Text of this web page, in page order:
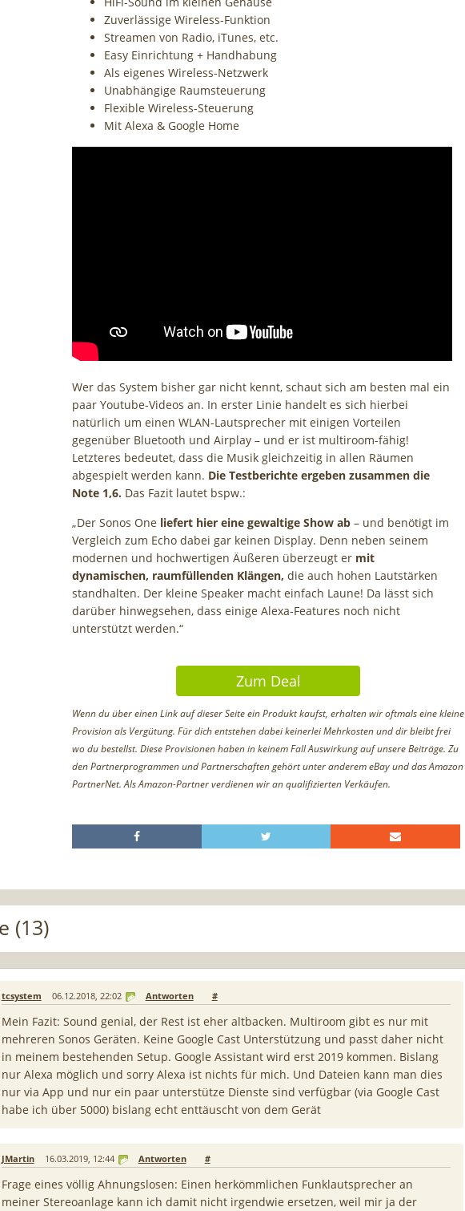
Zuverlässige Wireless-Funktion
Streamen von Radio, iTunes, etc.
Easy Einrichtung + Handhabung
Als eigenes Wireless-Netzwerk
Unabhängige Raumsteuerung
Flexible Wireless-Steuerung
Mit Alexa & Google Home
Wer das System bisher gar nicht kennt, schaut sich am besten mal ein
paar Youtube-Videos an. In erster Linie handelt es sich hierbei
natürlich um einen WLAN-Lautsprecher mit einigen Vorteilen
gegenüber Bluetooth und Airplay – und er ist multiroom-fähig!
Letzteres bedeutet, dass die Musik gleichzeitig in allen Räumen
abgespielt werden kann. Die Testberichte ergeben zusammen die
Note 1,6. Das Fazit lautet bspw.:
„Der Sonos One liefert hier eine gewaltige Show ab – und benötigt im
Vergleich zum Echo dabei gar keinen Display. Denn neben seinem
modernen und hochwertigen Äußeren überzeugt er mit
dynamischen, raumfüllenden Klängen, die auch hohen Lautstärken
standhalten. Der kleine Speaker macht einfach Laune! Da lässt sich
darüber hinwegsehen, dass einige Alexa-Features noch nicht
unterstützt werden.“
Zum Deal
Wenn du über einen Link auf dieser Seite ein Produkt kaufst, erhalten wir oftmals eine kleine
Provision als Vergütung. Für dich entstehen dabei keinerlei Mehrkosten und dir bleibt frei
wo du bestellst. Diese Provisionen haben in keinem Fall Auswirkung auf unsere Beiträge. Zu
den Partnerprogrammen und Partnerschaften gehört unter anderem eBay und das Amazon
PartnerNet. Als Amazon-Partner verdienen wir an qualifizierten Verkäufen.
(13)
tcsystem 06.12.2018, 22:02 Antworten #
Mein Fazit: Sound genial, der Rest ist eher altbacken. Multiroom gibt es nur mit
mehreren Sonos Geräten. Keine Google Cast Unterstützung und passt daher nicht
in meinem bestehenden Setup. Google Assistant wird erst 2019 kommen. Bislang
nur Alexa möglich und sorry Alexa ist nichts für mich. Und Dateien kann man dies
nur via App und nur ein paar unterstütze Dienste sind verfügbar (via Google Cast
habe ich über 5000) bislang echt enttäuscht von dem Gerät
JMartin 16.03.2019, 12:44 Antworten #
Frage eines völlig Ahnungslosen: Einen herkömmlichen Funklautsprecher an
meiner Stereoanlage kann ich damit nicht irgendwie ersetzen, weil mir ja der